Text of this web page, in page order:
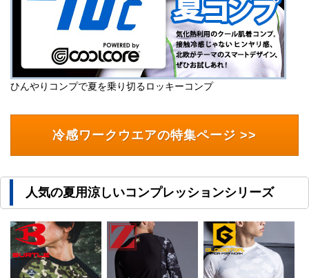
ひんやりコンプで夏を乗り切るロッキーコンプ
冷感ワークウエアの特集ページ >>
人気の夏用涼しいコンプレッションシリーズ